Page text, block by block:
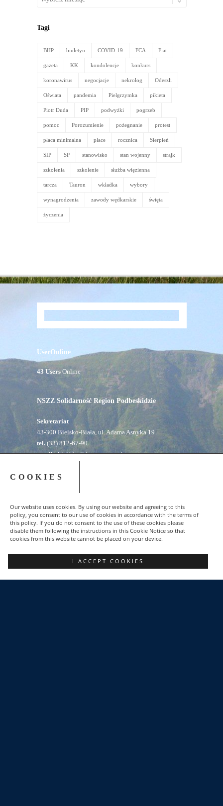
COOKIES
Our website uses cookies. By using our website and agreeing to this
policy, you consent to our use of cookies in accordance with the terms of
this policy. If you do not consent to the use of these cookies please
disable them following the instructions in this Cookie Notice so that
cookies from this website cannot be placed on your device.
I ACCEPT COOKIES
Tagi
BHP biuletyn COVID-19 FCA Fiat
gazeta KK kondolencje konkurs
koronawirus negocjacje nekrolog Odeszli
Oświata pandemia Pielgrzymka pikieta
Piotr Duda PIP podwyżki pogrzeb
pomoc Porozumienie pożegnanie protest
płaca minimalna płace rocznica Sierpień
SIP SP stanowisko stan wojenny strajk
szkolenia szkolenie służba więzienna
tarcza Tauron wkładka wybory
wynagrodzenia zawody wędkarskie święta
życzenia
43 UsersOnline
NSZZ Solidarność Region Podbeskidzie
43-300 Bielsko-Biała, ul. Adama Asnyka 19
tel.(33) 812-67-90
emailbbial@solidarnosc.org.pl
biuro.bbial@solidarnosc.org.pl
Artur Kasprzykowski
tel.+48 601 931 555